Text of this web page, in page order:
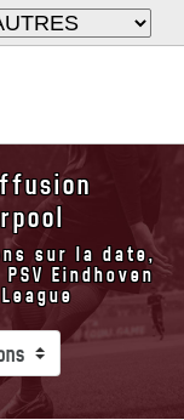
sur la date,
Eindhoven